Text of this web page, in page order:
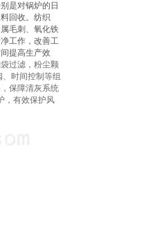
是对锅炉的日
回收。纺织
毛刺、氧化铁
工作，改善工
提高生产效
过滤，粉尘颗
时间控制等组
保障清灰系统
，有效保护风